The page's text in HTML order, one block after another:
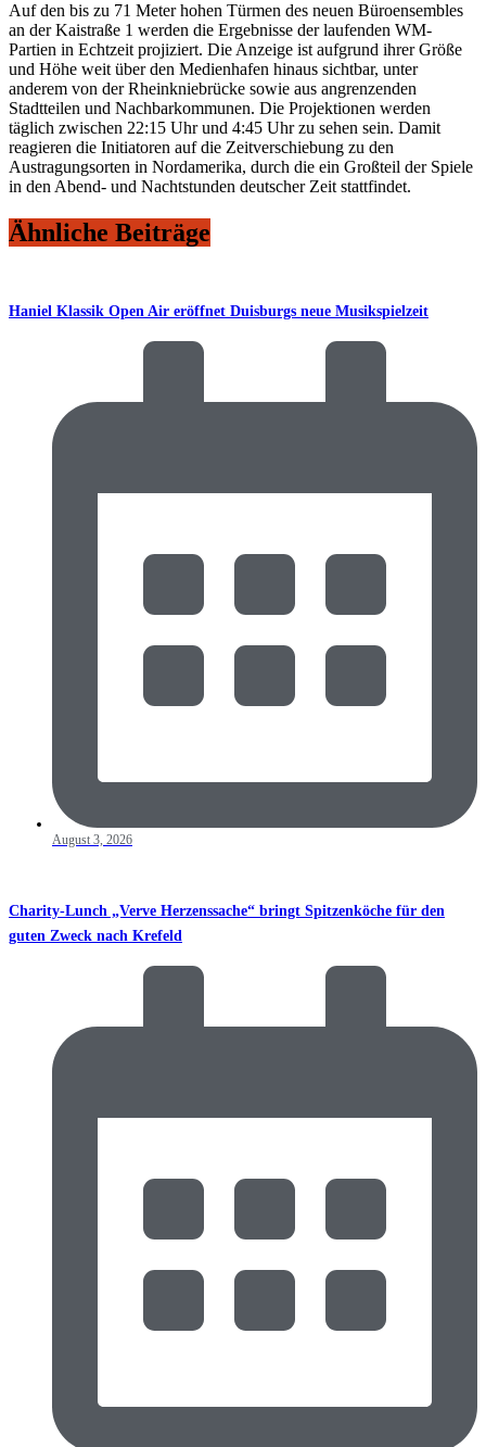
Auf den bis zu 71 Meter hohen Türmen des neuen Büroensembles
an der Kaistraße 1 werden die Ergebnisse der laufenden WM-
Partien in Echtzeit projiziert. Die Anzeige ist aufgrund ihrer Größe
und Höhe weit über den Medienhafen hinaus sichtbar, unter
anderem von der Rheinkniebrücke sowie aus angrenzenden
Stadtteilen und Nachbarkommunen. Die Projektionen werden
täglich zwischen 22:15 Uhr und 4:45 Uhr zu sehen sein. Damit
reagieren die Initiatoren auf die Zeitverschiebung zu den
Austragungsorten in Nordamerika, durch die ein Großteil der Spiele
in den Abend- und Nachtstunden deutscher Zeit stattfindet.
Ähnliche Beiträge
Haniel Klassik Open Air eröffnet Duisburgs neue Musikspielzeit
August 3, 2026
Charity-Lunch „Verve Herzenssache“ bringt Spitzenköche für den
guten Zweck nach Krefeld